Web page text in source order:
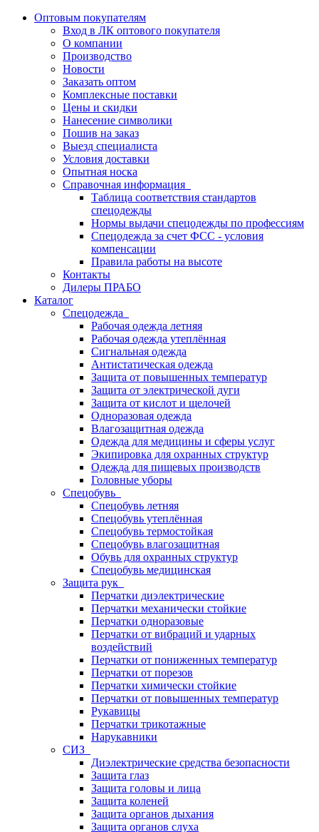
Оптовым покупателям
Вход в ЛК оптового покупателя
О компании
Производство
Новости
Заказать оптом
Комплексные поставки
Цены и скидки
Нанесение символики
Пошив на заказ
Выезд специалиста
Условия доставки
Опытная носка
Справочная информация
Таблица соответствия стандартов
спецодежды
Нормы выдачи спецодежды по профессиям
Спецодежда за счет ФСС - условия
компенсации
Правила работы на высоте
Контакты
Дилеры ПРАБО
Каталог
Спецодежда
Рабочая одежда летняя
Рабочая одежда утеплённая
Сигнальная одежда
Антистатическая одежда
Защита от повышенных температур
Защита от электрической дуги
Защита от кислот и щелочей
Одноразовая одежда
Влагозащитная одежда
Одежда для медицины и сферы услуг
Экипировка для охранных структур
Одежда для пищевых производств
Головные уборы
Спецобувь
Спецобувь летняя
Спецобувь утеплённая
Спецобувь термостойкая
Спецобувь влагозащитная
Обувь для охранных структур
Спецобувь медицинская
Защита рук
Перчатки диэлектрические
Перчатки механически стойкие
Перчатки одноразовые
Перчатки от вибраций и ударных
воздействий
Перчатки от пониженных температур
Перчатки от порезов
Перчатки химически стойкие
Перчатки от повышенных температур
Рукавицы
Перчатки трикотажные
Нарукавники
СИЗ
Диэлектрические средства безопасности
Защита глаз
Защита головы и лица
Защита коленей
Защита органов дыхания
Защита органов слуха